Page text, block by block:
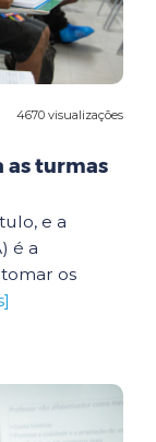
4670 visualizações
as turmas
e a
é a
os